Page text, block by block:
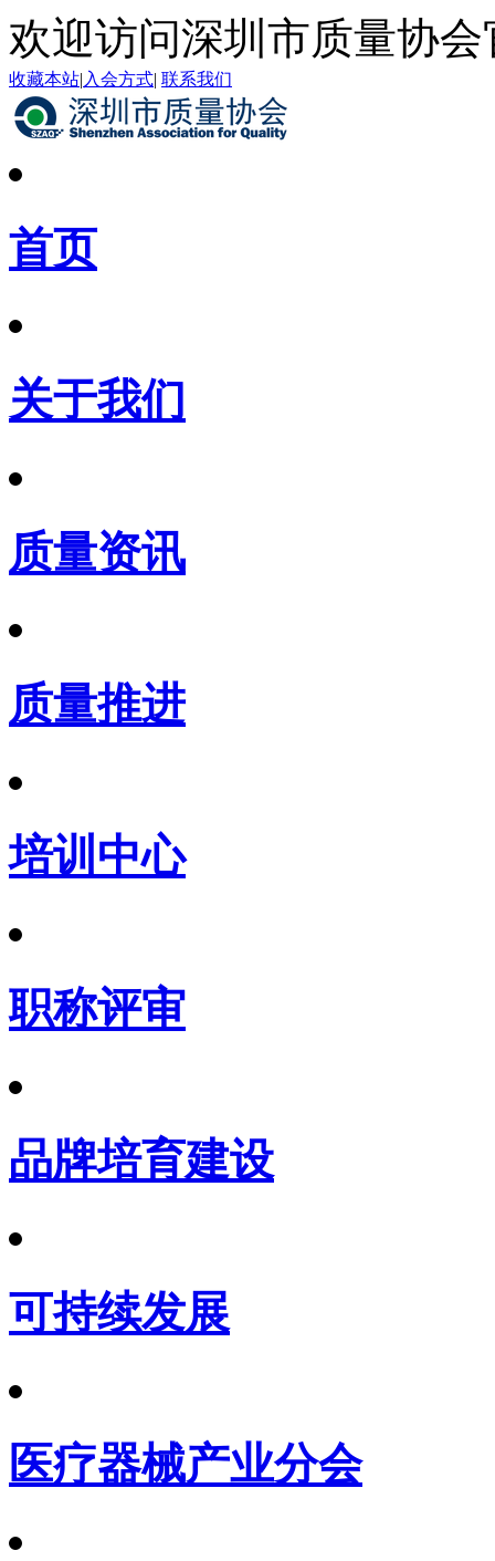
欢迎访问深圳市质量协会
收藏本站| 入会方式| 联系我们
首页
关于我们
质量资讯
质量推进
培训中心
职称评审
品牌培育建设
可持续发展
医疗器械产业分会